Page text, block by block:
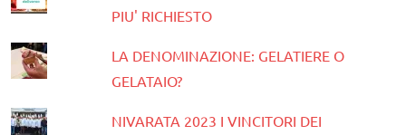
PIU' RICHIESTO
LA DENOMINAZIONE: GELATIERE O
GELATAIO?
NIVARATA 2023 I VINCITORI DEI